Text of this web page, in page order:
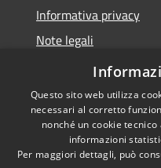
Informativa privacy
Note legali
Dichiarazione di
Accessibilità
Questo sito web utilizza
necessari al corretto
nonché un cookie
informazioni
Per maggiori dettagli, può